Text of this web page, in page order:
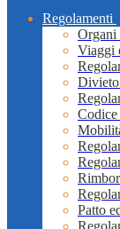
Regolamenti
Organi
Viaggi
Patto